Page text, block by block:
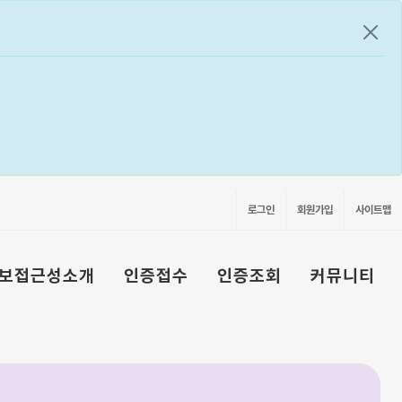
공지
로그인 회원가입 사이트맵
접근성소개 인증접수 인증조회 커뮤니티